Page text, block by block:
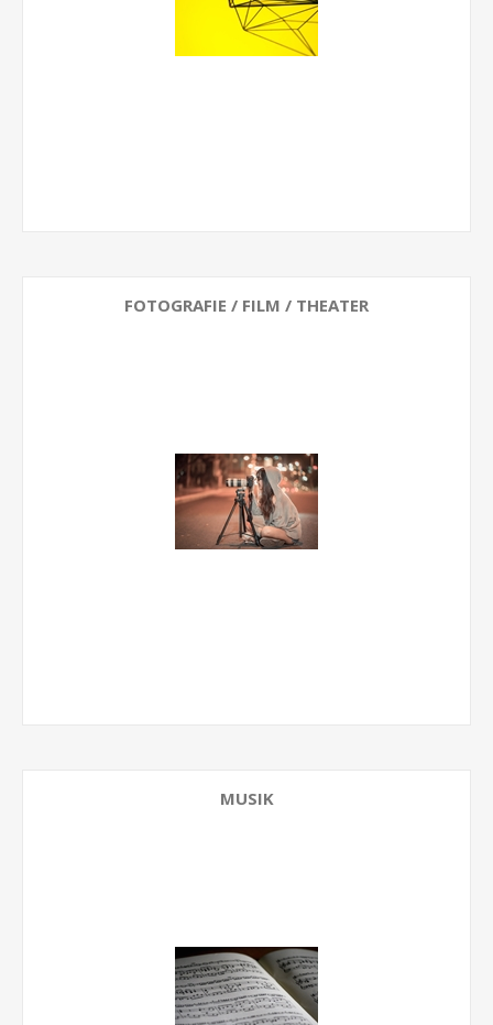
FOTOGRAFIE / FILM / THEATER
MUSIK